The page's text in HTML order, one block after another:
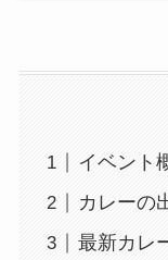
イベント
カレーの
最新カレ